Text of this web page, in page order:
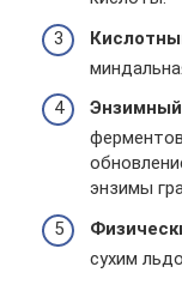
Энзимный
энзимы
сухим